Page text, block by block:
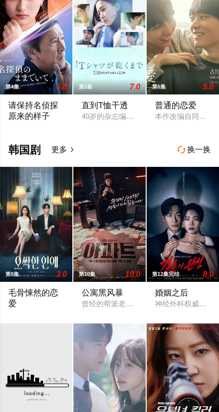
第4集 5.0
请保持名侦探
原来的样子
第5集 7.0
直到T恤干透
40岁的杂志编辑咲子（苍井优 饰）原本
第6集 5.0
普通的恋爱
本作改编自同名漫
 换一换
韩国剧 更多 
第8集 3.0
毛骨悚然的恋
爱
第10集 10.0
公寓黑风暴
曾经的帮派老大急需现金，于是和有志成
第12集完结 8.0
婚姻之后
神经外科权威姜泰